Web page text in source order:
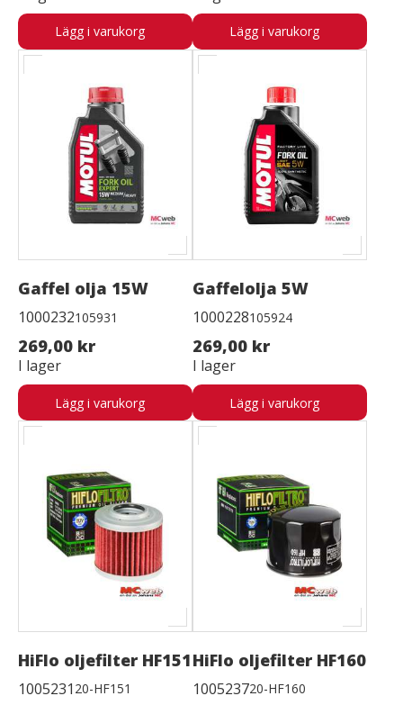
Lägg i varukorg Lägg i varukorg
Gaffel olja 15W
1000232105931
269,00 kr
I lager
Lägg i varukorg
Gaffelolja 5W
1000228105924
269,00 kr
I lager
Lägg i varukorg
HiFlo oljefilter HF151
1005231 20-HF151
HiFlo oljefilter HF160
100523720-HF160